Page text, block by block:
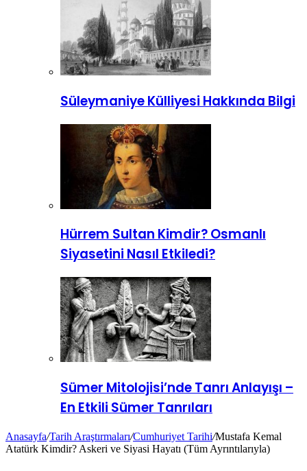
Süleymaniye Külliyesi Hakkında Bilgi
Hürrem Sultan Kimdir? Osmanlı
Siyasetini Nasıl Etkiledi?
Sümer Mitolojisi’nde Tanrı Anlayışı –
En Etkili Sümer Tanrıları
Anasayfa/Tarih Araştırmaları/Cumhuriyet Tarihi/Mustafa Kemal
Atatürk Kimdir? Askeri ve Siyasi Hayatı (Tüm Ayrıntılarıyla)